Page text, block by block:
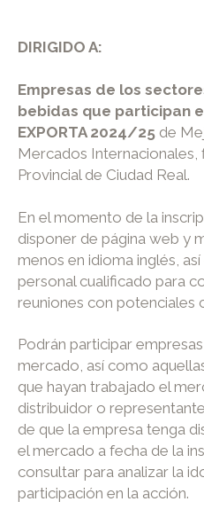
DIRIGIDO A:
Empresas de los
bebidas que participan
EXPORTA 2024/25 de
Mercados
Provincial de Ciudad Real.
En el momento de la
disponer de página web y
menos en idioma inglés,
personal cualificado para
reuniones con potenciales
Podrán participar
mercado, así como
que hayan trabajado el
distribuidor o
de que la empresa tenga
el mercado a fecha de la
consultar para analizar la
participación en la acción.